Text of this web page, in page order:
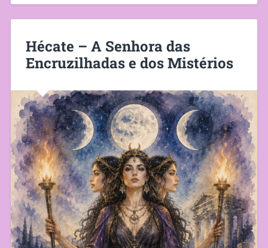
Hécate – A Senhora das
Encruzilhadas e dos Mistérios